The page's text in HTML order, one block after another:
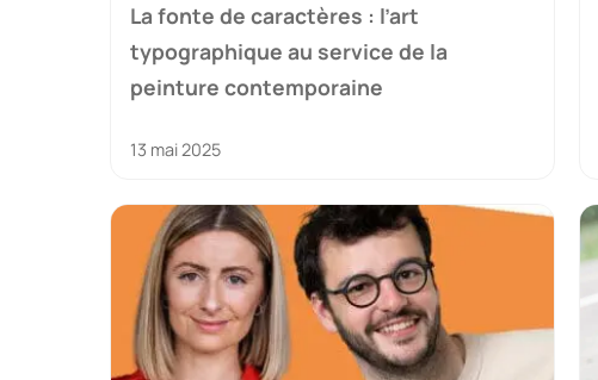
La fonte de caractères : l’art
typographique au service de la
peinture contemporaine
13 mai 2025